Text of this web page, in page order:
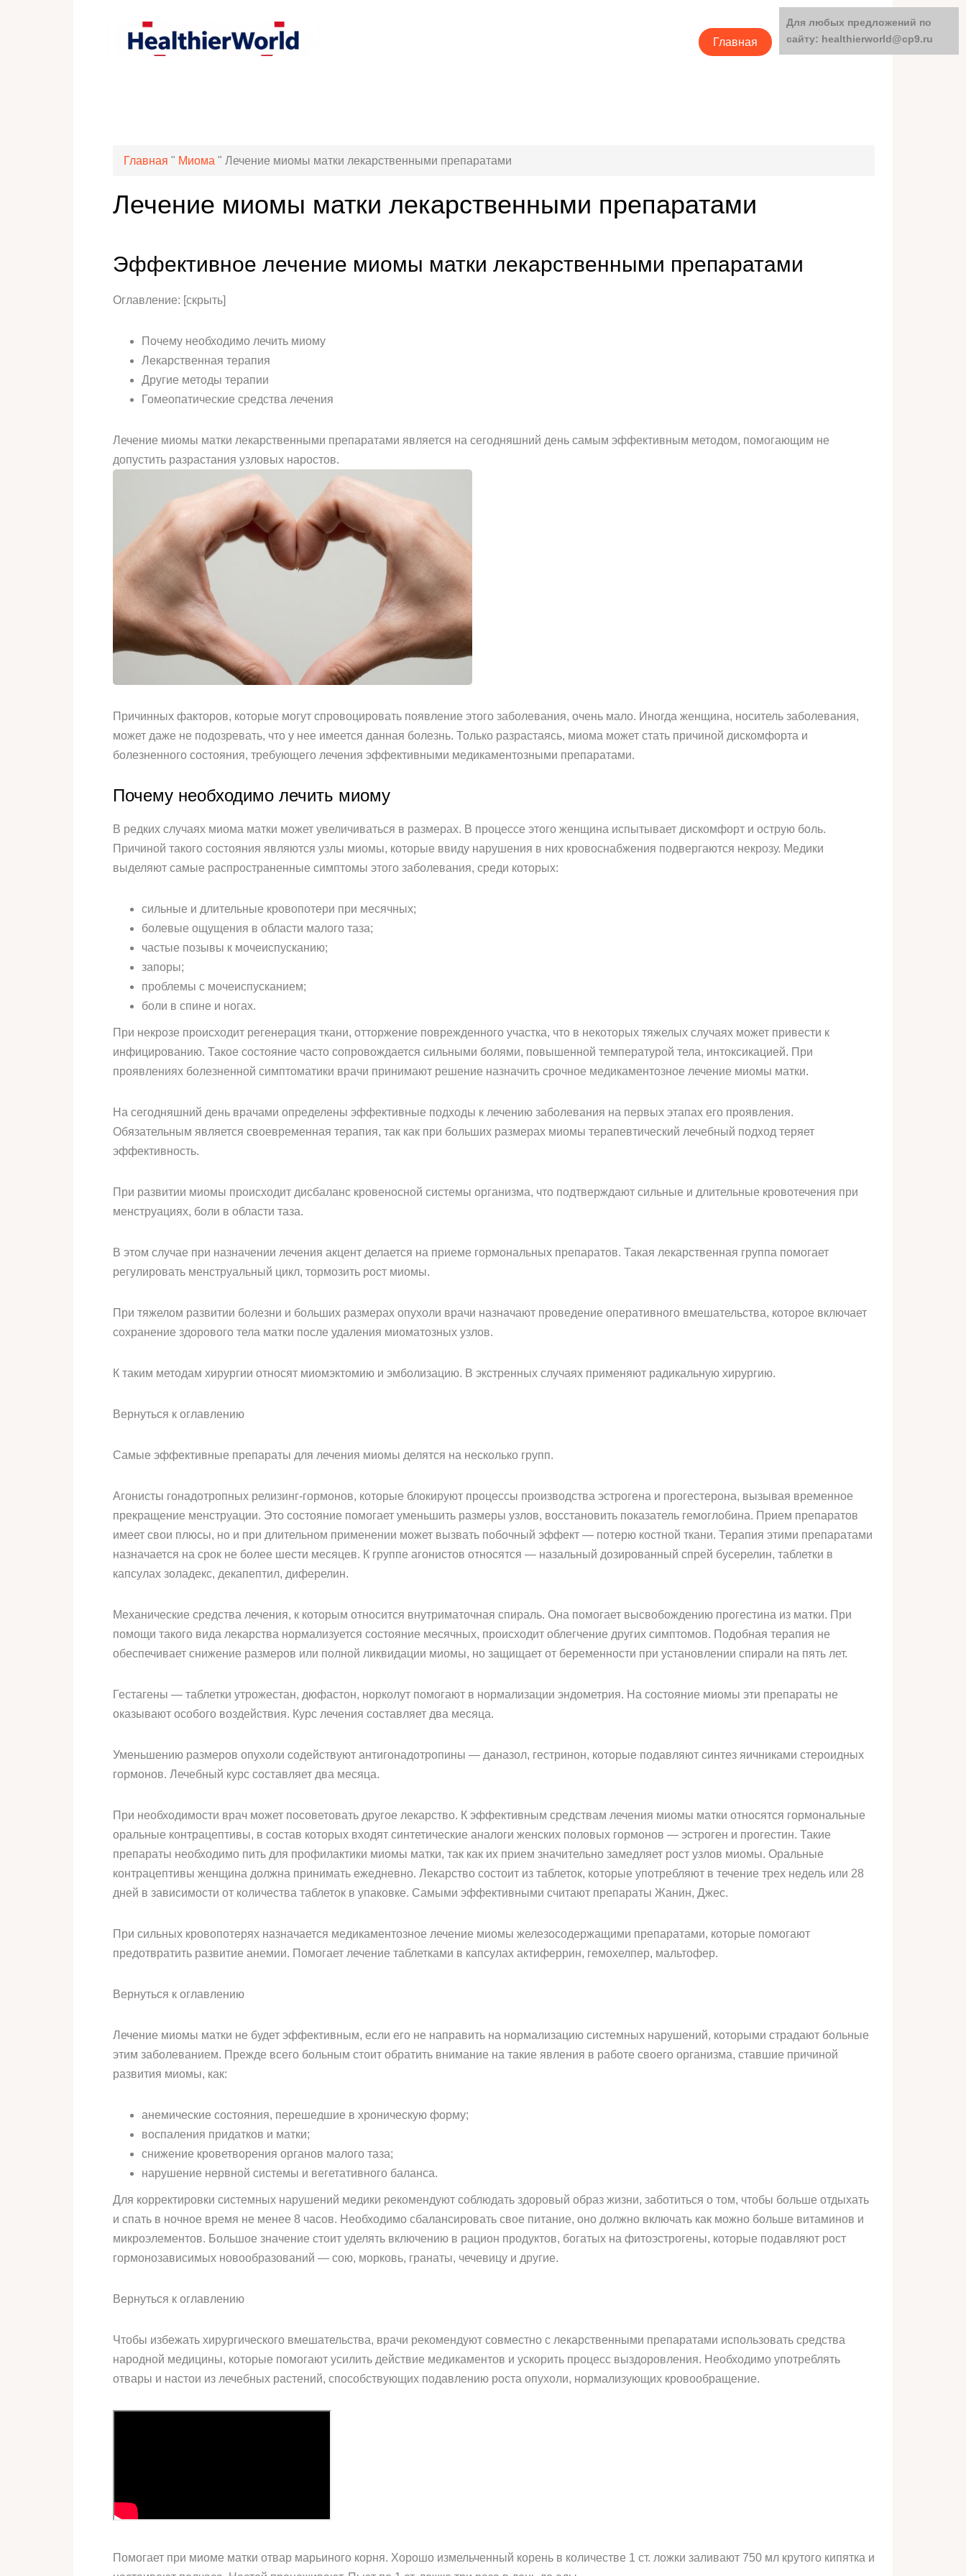
Главная Категории
Главная " Миома " Лечение миомы матки лекарственными препаратами
Лечение миомы матки лекарственными препаратами
Эффективное лечение миомы матки лекарственными препаратами
Оглавление: [скрыть]
Почему необходимо лечить миому
Лекарственная терапия
Другие методы терапии
Гомеопатические средства лечения
Лечение миомы матки лекарственными препаратами является на сегодняшний день самым эффективным методом, помогающим не
допустить разрастания узловых наростов.
Причинных факторов, которые могут спровоцировать появление этого заболевания, очень мало. Иногда женщина, носитель заболевания,
может даже не подозревать, что у нее имеется данная болезнь. Только разрастаясь, миома может стать причиной дискомфорта и
болезненного состояния, требующего лечения эффективными медикаментозными препаратами.
Почему необходимо лечить миому
В редких случаях миома матки может увеличиваться в размерах. В процессе этого женщина испытывает дискомфорт и острую боль.
Причиной такого состояния являются узлы миомы, которые ввиду нарушения в них кровоснабжения подвергаются некрозу. Медики
выделяют самые распространенные симптомы этого заболевания, среди которых:
сильные и длительные кровопотери при месячных;
болевые ощущения в области малого таза;
частые позывы к мочеиспусканию;
запоры;
проблемы с мочеиспусканием;
боли в спине и ногах.
При некрозе происходит регенерация ткани, отторжение поврежденного участка, что в некоторых тяжелых случаях может привести к
инфицированию. Такое состояние часто сопровождается сильными болями, повышенной температурой тела, интоксикацией. При
проявлениях болезненной симптоматики врачи принимают решение назначить срочное медикаментозное лечение миомы матки.
На сегодняшний день врачами определены эффективные подходы к лечению заболевания на первых этапах его проявления.
Обязательным является своевременная терапия, так как при больших размерах миомы терапевтический лечебный подход теряет
эффективность.
При развитии миомы происходит дисбаланс кровеносной системы организма, что подтверждают сильные и длительные кровотечения при
менструациях, боли в области таза.
В этом случае при назначении лечения акцент делается на приеме гормональных препаратов. Такая лекарственная группа помогает
регулировать менструальный цикл, тормозить рост миомы.
При тяжелом развитии болезни и больших размерах опухоли врачи назначают проведение оперативного вмешательства, которое включает
сохранение здорового тела матки после удаления миоматозных узлов.
К таким методам хирургии относят миомэктомию и эмболизацию. В экстренных случаях применяют радикальную хирургию.
Вернуться к оглавлению
Самые эффективные препараты для лечения миомы делятся на несколько групп.
Агонисты гонадотропных релизинг-гормонов, которые блокируют процессы производства эстрогена и прогестерона, вызывая временное
прекращение менструации. Это состояние помогает уменьшить размеры узлов, восстановить показатель гемоглобина. Прием препаратов
имеет свои плюсы, но и при длительном применении может вызвать побочный эффект — потерю костной ткани. Терапия этими препаратами
назначается на срок не более шести месяцев. К группе агонистов относятся — назальный дозированный спрей бусерелин, таблетки в
капсулах золадекс, декапептил, диферелин.
Механические средства лечения, к которым относится внутриматочная спираль. Она помогает высвобождению прогестина из матки. При
помощи такого вида лекарства нормализуется состояние месячных, происходит облегчение других симптомов. Подобная терапия не
обеспечивает снижение размеров или полной ликвидации миомы, но защищает от беременности при установлении спирали на пять лет.
Гестагены — таблетки утрожестан, дюфастон, норколут помогают в нормализации эндометрия. На состояние миомы эти препараты не
оказывают особого воздействия. Курс лечения составляет два месяца.
Уменьшению размеров опухоли содействуют антигонадотропины — даназол, гестринон, которые подавляют синтез яичниками стероидных
гормонов. Лечебный курс составляет два месяца.
При необходимости врач может посоветовать другое лекарство. К эффективным средствам лечения миомы матки относятся гормональные
оральные контрацептивы, в состав которых входят синтетические аналоги женских половых гормонов — эстроген и прогестин. Такие
препараты необходимо пить для профилактики миомы матки, так как их прием значительно замедляет рост узлов миомы. Оральные
контрацептивы женщина должна принимать ежедневно. Лекарство состоит из таблеток, которые употребляют в течение трех недель или 28
дней в зависимости от количества таблеток в упаковке. Самыми эффективными считают препараты Жанин, Джес.
При сильных кровопотерях назначается медикаментозное лечение миомы железосодержащими препаратами, которые помогают
предотвратить развитие анемии. Помогает лечение таблетками в капсулах актиферрин, гемохелпер, мальтофер.
Вернуться к оглавлению
Лечение миомы матки не будет эффективным, если его не направить на нормализацию системных нарушений, которыми страдают больные
этим заболеванием. Прежде всего больным стоит обратить внимание на такие явления в работе своего организма, ставшие причиной
развития миомы, как:
анемические состояния, перешедшие в хроническую форму;
воспаления придатков и матки;
снижение кроветворения органов малого таза;
нарушение нервной системы и вегетативного баланса.
Для корректировки системных нарушений медики рекомендуют соблюдать здоровый образ жизни, заботиться о том, чтобы больше отдыхать
и спать в ночное время не менее 8 часов. Необходимо сбалансировать свое питание, оно должно включать как можно больше витаминов и
микроэлементов. Большое значение стоит уделять включению в рацион продуктов, богатых на фитоэстрогены, которые подавляют рост
гормонозависимых новообразований — сою, морковь, гранаты, чечевицу и другие.
Вернуться к оглавлению
Чтобы избежать хирургического вмешательства, врачи рекомендуют совместно с лекарственными препаратами использовать средства
народной медицины, которые помогают усилить действие медикаментов и ускорить процесс выздоровления. Необходимо употреблять
отвары и настои из лечебных растений, способствующих подавлению роста опухоли, нормализующих кровообращение.
Помогает при миоме матки отвар марьиного корня. Хорошо измельченный корень в количестве 1 ст. ложки заливают 750 мл крутого кипятка и
Для любых предложений по
сайту: healthierworld@cp9.ru